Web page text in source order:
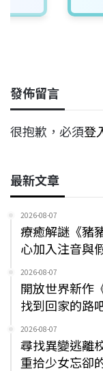
發佈留言
很抱歉，必須登
最新文章
2026-08-07
療癒解謎《豬
心加入注音與
2026-08-07
開放世界新作
找到回家的路
2026-08-07
尋找異變逃離
重拾少女忘卻